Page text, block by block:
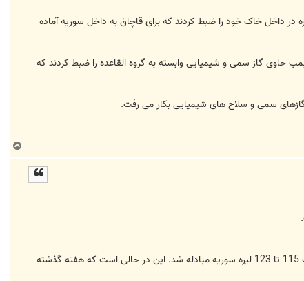
در داخل خاک خود را ضبط کردند که برای قاچاق به داخل سوریه آماده
حاوی گاز سمی و شیمیایی وابسته به گروه القاعده را ضبط کردند که
سمی و سلاح های شیمیایی بکار می رفت.
ا
به گزارش پایگاه خبری شبکه العالم، خبرگزاری فرانسه به نقل از یک صراف سوری نوشت: امروز سه شنبه هر دلار امریکا به قیمت 115 تا 123 لیره سوریه مبادله شد. این در حالی است که هفته گذشته